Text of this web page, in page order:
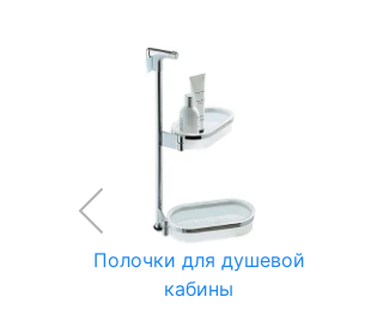
Полочки для душевой
кабины